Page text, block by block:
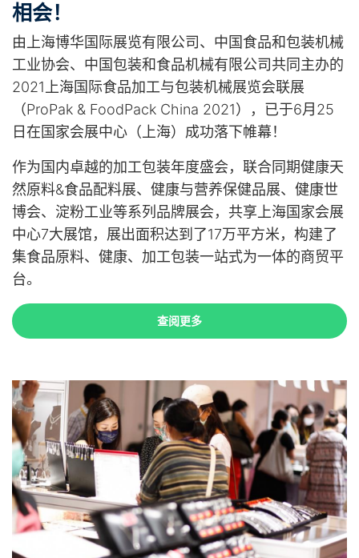
相会！
由上海博华国际展览有限公司、中国食品和包装机械
工业协会、中国包装和食品机械有限公司共同主办的
2021上海国际食品加工与包装机械展览会联展
（ProPak & FoodPack China 2021），已于6月25
日在国家会展中心（上海）成功落下帷幕！
作为国内卓越的加工包装年度盛会，联合同期健康天
然原料&食品配料展、健康与营养保健品展、健康世
博会、淀粉工业等系列品牌展会，共享上海国家会展
中心7大展馆，展出面积达到了17万平方米，构建了
集食品原料、健康、加工包装一站式为一体的商贸平
台。
查阅更多